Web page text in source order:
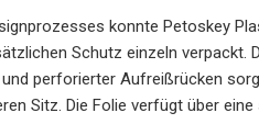
konnte Petoskey
Schutz einzeln verpackt.
perforierter Aufreißrücken
Sitz. Die Folie verfügt über